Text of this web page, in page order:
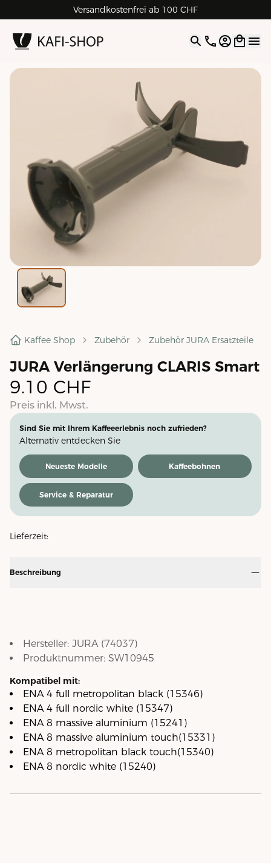
Versandkostenfrei ab 100 CHF
4.9| 5.0 Google
Open
Kaffee Shop Zubehör Zubehör JURA Ersatzteile
JURA Verlängerung CLARIS Smart
9.10 CHF
Preis inkl. Mwst.
Sind Sie mit Ihrem Kaffeeerlebnis noch zufrieden?
Alternativ entdecken Sie
Neueste Modelle Kaffeebohnen
Service & Reparatur
Lieferzeit:
Beschreibung
Hersteller: JURA(74037)
Produktnummer: SW10945
Kompatibel mit:
ENA 4 full metropolitan black (15346)
ENA 4 full nordic white (15347)
ENA 8 massive aluminium (15241)
ENA 8 massive aluminium touch(15331)
ENA 8 metropolitan black touch(15340)
ENA 8 nordic white (15240)